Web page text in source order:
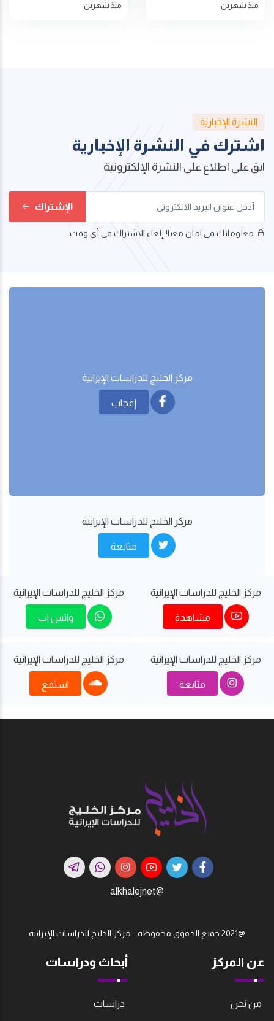
منذ شهرين منذ شهرين
النشرة الإخبارية
اشترك في النشرة الإخبارية
ابق على اطلاع على النشرة الإلكترونية
الإشتراك
معلوماتك فى امان معنا! إلغاء الاشتراك في أي وقت.
مركز الخليج للدراسات اﻹيرانية
إعجاب
مركز الخليج للدراسات اﻹيرانية
متابعة
مركز الخليج للدراسات اﻹيرانية
مشاهدة
مركز الخليج للدراسات اﻹيرانية
واتس اب
مركز الخليج للدراسات اﻹيرانية
متابعة
مركز الخليج للدراسات اﻹيرانية
استمع
@alkhalejnet
@2021 جميع الحقوق محفوظة - مركز الخليج للدراسات اﻹيرانية
عن المركز
من نحن
أبحاث ودراسات
دراسات